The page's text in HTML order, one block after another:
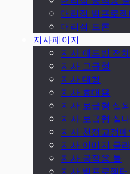
대리점 빔프로젝
대리점 드론
지사페이지
지사 애드빔 전체
지사 고급형
지사 대형
지사 휴대용
지사 보급형 실
지사 보급형 실
지사 천정고정매
지사 이미지 글
지사 공작용 툴
지사 빔프로젝터